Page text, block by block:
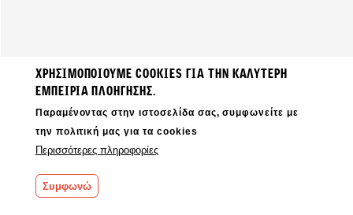
ΧΡΗΣΙΜΟΠΟΙΟΎΜΕ COOKIES ΓΙΑ ΤΗΝ ΚΑΛΎΤΕΡΗ
ΕΜΠΕΙΡΊΑ ΠΛΟΉΓΗΣΗΣ.
Παραμένοντας στην ιστοσελίδα σας, συμφωνείτε με
την πολιτική μας για τα cookies
Περισσότερες πληροφορίες
Συμφωνώ